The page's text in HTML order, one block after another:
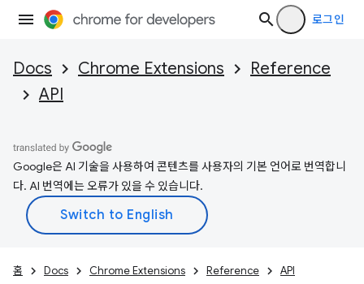
로그인
Docs Chrome Extensions
Reference
API
Google은 AI 기술을 사용하여 콘텐츠를 사용자의 기본 언어로 번역합니
다. AI 번역에는 오류가 있을 수 있습니다.
홈 Docs Chrome Extensions Reference API